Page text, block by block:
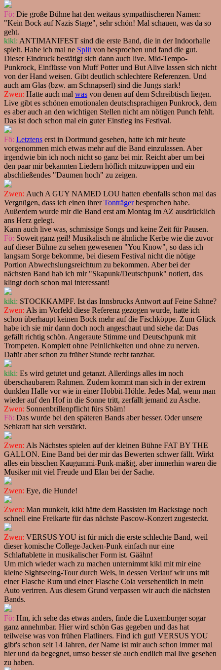
Fö: Die große Bühne hat den weitaus sympathischeren Namen:
"Kein Bock auf Nazis Stage", sehr schön! Mal schauen, was da so
geht.
kiki: ANTIMANIFEST sind die erste Band, die in der Indoorhalle
spielt. Habe ich mal ne Split von besprochen und fand die gut.
Dieser Eindruck bestätigt sich dann auch live. Mid-Tempo-
Punkrock, Einflüsse von Muff Potter und But Alive lassen sich nicht
von der Hand weisen. Gibt deutlich schlechtere Referenzen. Und
auch am Glas (bzw. am Schnapserl) sind die Jungs stark!
Zwen: Hatte auch mal was von denen auf dem Schreibtisch liegen.
Live gibt es schönen emotionalen deutschsprachigen Punkrock, dem
es aber auch an den wichtigen Stellen nicht am nötigen Punch fehlt.
Das ist doch schon mal ein guter Einstieg ins Festival.
Fö: Letztens erst in Dortmund gesehen, hatte ich mir heute
vorgenommen mich etwas mehr auf die Band einzulassen. Aber
irgendwie bin ich noch nicht so ganz bei mir. Reicht aber um bei
den paar mir bekannten Liedern höflich mitzuwippen und ein
abschließendes "Daumen hoch" zu zeigen.
Zwen: Auch A GUY NAMED LOU hatten ebenfalls schon mal das
Vergnügen, dass ich einen ihrerTonträgerbesprochen habe.
Außerdem wurde mir die Band erst am Montag im AZ ausdrücklich
ans Herz gelegt.
Kann auch live was, schmissige Songs und keine Zeit für Pausen.
Fö: Soweit ganz geil! Musikalisch ne ähnliche Kerbe wie die zuvor
auf dieser Bühne zu sehen gewesenen "You Know", so dass ich
langsam Sorge bekomme, bei diesem Festival nicht die nötige
Portion Abwechslungsreichtum zu bekommen. Aber bei der
nächsten Band hab ich mir "Skapunk/Deutschpunk" notiert, das
klingt doch schon mal interessant!
kiki: STOCKKAMPF. Ist das Innsbrucks Antwort auf Feine Sahne?
Zwen: Als im Vorfeld diese Referenz gezogen wurde, hatte ich
schon überhaupt keinen Bock mehr auf die Fischköppe. Zum Glück
habe ich sie mir dann doch noch angeschaut und siehe da: Das
gefällt richtig schön. Angeraute Stimme und Deutschpunk mit
Trompeten. Komplett ohne Peinlichkeiten und ohne zu nerven.
Dafür aber schon zu früher Stunde recht tanzbar.
kiki: Es wird getutet und getanzt. Allerdings alles im noch
überschaubarem Rahmen. Zudem kommt man sich in der extrem
dunklen Halle vor wie in einer Hobbit-Höhle. Jedes Mal, wenn man
wieder auf den Hof in die Sonne tritt, zerfällt jemand zu Asche.
Zwen: Sonnenbrillenpflicht fürs Sbäm!
Fö: Das wurde bei den späteren Bands aber besser. Oder unsere
Sehkraft hat sich verstärkt.
Zwen: Als Nächstes spielen auf der kleinen Bühne FAT BY THE
GALLON. Eine Band bei der mir das Bewerten schwer fällt. Wirkt
alles ein bisschen Kaugummi-Punk-mäßig, aber immerhin waren die
Musiker mit viel Freude und Elan bei der Sache.
Zwen: Eye, die Hunde!
Zwen: Man munkelt, kiki hätte dem Bassisten im Backstage noch
schnell eine Freikarte für das nächste Pascow-Konzert zugesteckt.
Zwen: VERSUS YOU ist für mich die erste schlechte Band, weil
dieser komische College-Jacken-Punk einfach nur eine
Schlaftablette in musikalischer Form ist. Gäähn!
Um mich wieder wach zu machen unternimmt kiki mit mir eine
kleine Sightseeing-Tour durch Wels, in dessen Verlauf wir uns mit
einer Flasche Rum und einer Flasche Cola versehentlich in mein
Auto verirren. Aus diesem Grund verpassen wir auch die nächsten
Bands.
Fö: Hm, ich sehe das etwas anders, finde die Luxemburger sogar
ganz annehmbar. Hier wird schön Gas gegeben und das hat
teilweise was von frühen Flatliners. Find ich gut! VERSUS YOU
gibt's schon seit 14 Jahren, der Name ist mir auch schon immer mal
hier und da begegnet, umso besser sie auch endlich mal live gesehen
zu haben.